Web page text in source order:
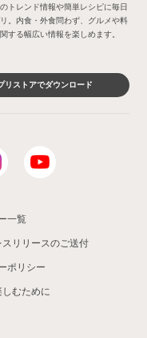
トレンド情報や簡単レシピに毎日
。内食・外食問わず、グルメや料
する幅広い情報を楽しめます。
リストアでダウンロード
一覧
スリリースのご送付
ポリシー
むために